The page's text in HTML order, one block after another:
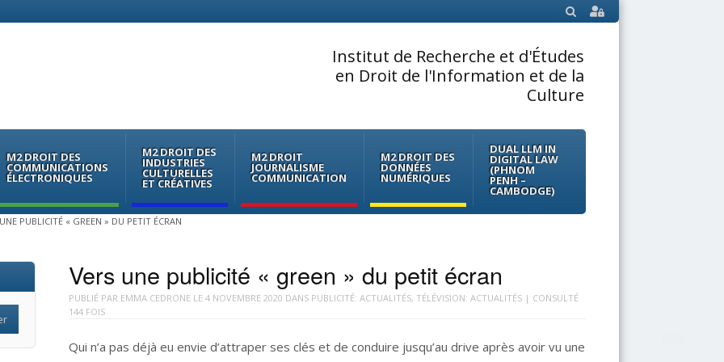
SEARCH
Institut de Recherche et d'Études
en Droit de l'Information et de la
Culture
M2 DROIT DES
COMMUNICATIONS
ÉLECTRONIQUES
M2 DROIT DES
INDUSTRIES
CULTURELLES
ET CRÉATIVES
M2 DROIT
JOURNALISME
COMMUNICATION
M2 DROIT DES
DONNÉES
NUMÉRIQUES
DUAL LLM IN
DIGITAL LAW
(PHNOM
PENH –
CAMBODGE)
PUBLICITÉ « GREEN » DU PETIT ÉCRAN
Vers une publicité « green » du petit écran
PUBLIÉ PAR EMMA CEDRONE LE 4 NOVEMBRE 2020 DANS PUBLICITÉ: ACTUALITÉS, TÉLÉVISION: ACTUALITÉS| CONSULTÉ
144 FOIS
Qui n’a pas déjà eu envie d’attraper ses clés et de conduire jusqu’au drive après avoir vu une